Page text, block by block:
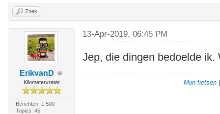
Zoek
ErikvanD
Kilometervreter
Berichten: 1.500
Topics: 45
13-Apr-2019, 06:45 PM
Jep, die dingen bedoelde ik.
Mijn fietsen